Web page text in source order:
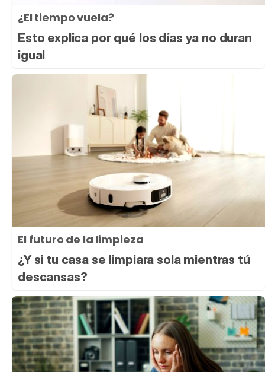
¿El tiempo vuela?
Esto explica por qué los días ya no duran
igual
El futuro de la limpieza
¿Y si tu casa se limpiara sola mientras tú
descansas?